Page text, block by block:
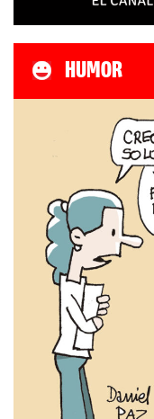
HUMOR